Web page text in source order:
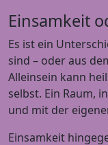
Einsamkeit
Es ist ein
sind – oder aus
Alleinsein kann
selbst. Ein Raum,
und mit der
Einsamkeit